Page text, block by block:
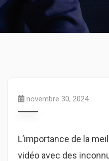
novembre 30, 2024
L’importance de la
vidéo avec des